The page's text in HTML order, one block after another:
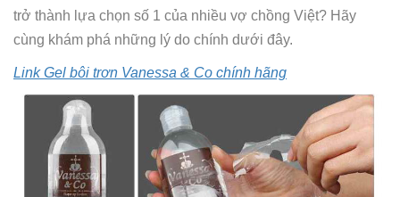
trở thành lựa chọn số 1 của nhiều vợ chồng Việt? Hãy
cùng khám phá những lý do chính dưới đây.
Link Gel bôi trơn Vanessa & Co chính hãng